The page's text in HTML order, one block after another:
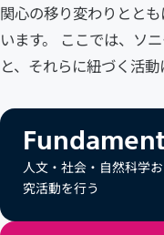
関心の移り変わりとと
います。 ここでは、ソ
と、それらに紐づく活動
人文・社会・自然科学
究活動を行う